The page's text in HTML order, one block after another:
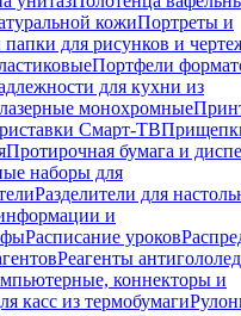
кожиПортреты и
для рисунков и
Портфели
для кухни из
монохромные
Смарт-ТВ
Протирочная бумага и
наборы для
Разделители для
и
Расписание уроков
Реагенты
коннекторы и
касс из термобумаги